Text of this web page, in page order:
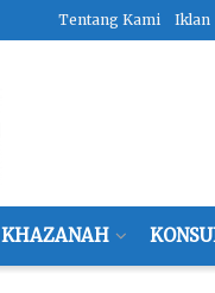
Tentang Kami Iklan
KHAZANAH